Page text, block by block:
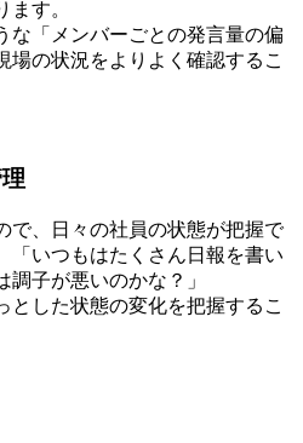
す。
な「メンバーごとの発言量の偏
場の状況をよりよく確認するこ
で、日々の社員の状態が把握で
「いつもはたくさん日報を書い
子が悪いのかな？」
とした状態の変化を把握するこ